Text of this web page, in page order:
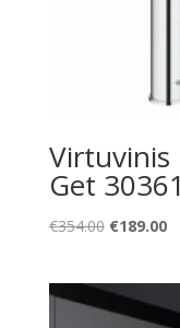
Virtuvinis
Get
€354.00 Original
€354.00.
€189.00